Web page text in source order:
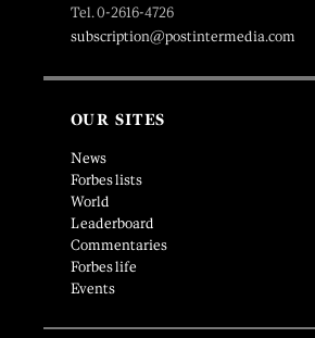
Tel. 0-2616-4726
subscription@postintermedia.com
OUR SITES
News
Forbes lists
World
Leaderboard
Commentaries
Forbes life
Events